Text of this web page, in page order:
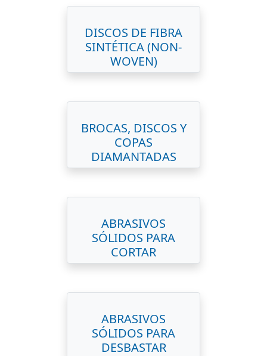
DISCOS DE FIBRA
SINTÉTICA (NON-
WOVEN)
BROCAS, DISCOS Y
COPAS
DIAMANTADAS
ABRASIVOS
SÓLIDOS PARA
CORTAR
ABRASIVOS
SÓLIDOS PARA
DESBASTAR